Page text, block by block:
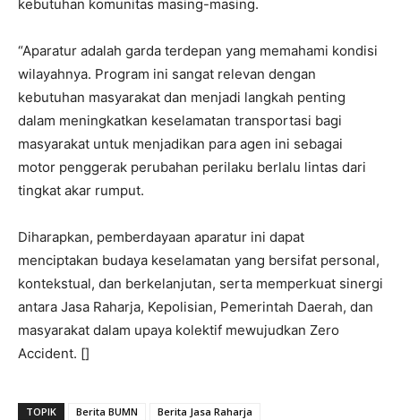
kebutuhan komunitas masing-masing.
“Aparatur adalah garda terdepan yang memahami kondisi
wilayahnya. Program ini sangat relevan dengan
kebutuhan masyarakat dan menjadi langkah penting
dalam meningkatkan keselamatan transportasi bagi
masyarakat untuk menjadikan para agen ini sebagai
motor penggerak perubahan perilaku berlalu lintas dari
tingkat akar rumput.
Diharapkan, pemberdayaan aparatur ini dapat
menciptakan budaya keselamatan yang bersifat personal,
kontekstual, dan berkelanjutan, serta memperkuat sinergi
antara Jasa Raharja, Kepolisian, Pemerintah Daerah, dan
masyarakat dalam upaya kolektif mewujudkan Zero
Accident. []
TOPIK Berita BUMN
Berita Jasa Raharja